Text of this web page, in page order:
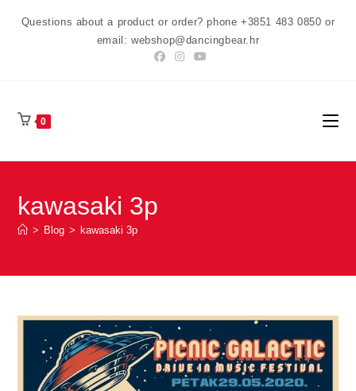
Questions about a product or order? phone +3851 483 0850 or
email: webshop@dancingbear.hr
0
kawasaki 3p
> Blog > kawasaki 3p